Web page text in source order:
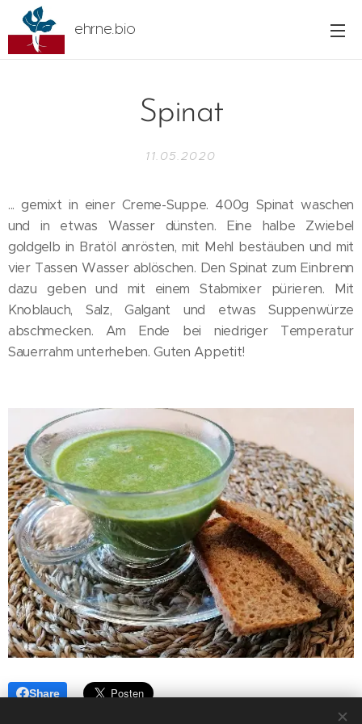
ehrne.bio
Spinat
11.05.2020
... gemixt in einer Creme-Suppe. 400g Spinat waschen
und in etwas Wasser dünsten. Eine halbe Zwiebel
goldgelb in Bratöl anrösten, mit Mehl bestäuben und mit
vier Tassen Wasser ablöschen. Den Spinat zum Einbrenn
dazu geben und mit einem Stabmixer pürieren. Mit
Knoblauch, Salz, Galgant und etwas Suppenwürze
abschmecken. Am Ende bei niedriger Temperatur
Sauerrahm unterheben. Guten Appetit!
Share